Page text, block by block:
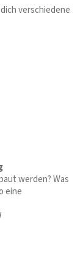
verschiedene
werden? Was
eine